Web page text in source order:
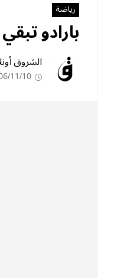
رياضة
بارادو
الشروق
11/10